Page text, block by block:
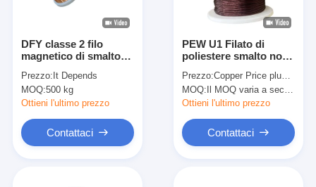
DFY classe 2 filo
magnetico di smalto
diametro 0,116 mm
con standard IEC per i
colori dei vaiours
Prezzo: It Depends
MOQ:500 kg
Ottieni l'ultimo prezzo
Contattaci
PEW U1 Filato di
poliestere smalto non
3,00 mm per 155 gradi
di temperatura con
diversi colori
Prezzo:Copper Price plus Processing Fee plus Freight
MOQ:Il MOQ varia a seconda della dimensione della specifica
Ottieni l'ultimo prezzo
Contattaci